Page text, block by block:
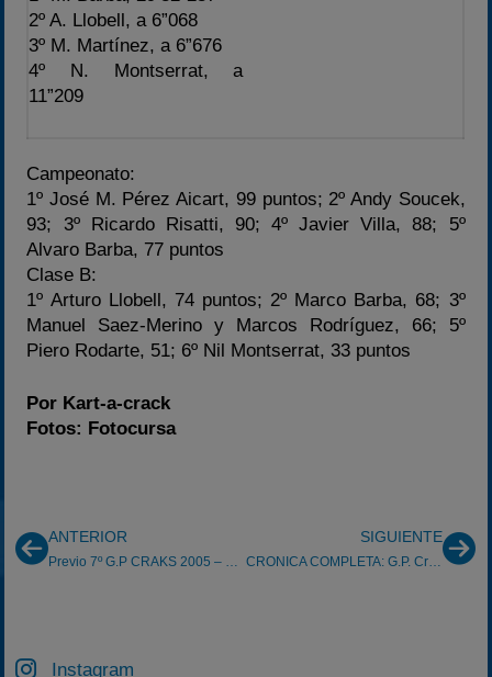
2º A. Llobell, a 6”068
3º M. Martínez, a 6”676
4º N. Montserrat, a
11”209
Campeonato:
1º José M. Pérez Aicart, 99 puntos; 2º Andy Soucek,
93; 3º Ricardo Risatti, 90; 4º Javier Villa, 88; 5º
Alvaro Barba, 77 puntos
Clase B:
1º Arturo Llobell, 74 puntos; 2º Marco Barba, 68; 3º
Manuel Saez-Merino y Marcos Rodríguez, 66; 5º
Piero Rodarte, 51; 6º Nil Montserrat, 33 puntos
Por Kart-a-crack
Fotos: Fotocursa
ANTERIOR SIGUIENTE
CRONICA COMPLETA: G.P. Craks en el Vendrell
Instagram